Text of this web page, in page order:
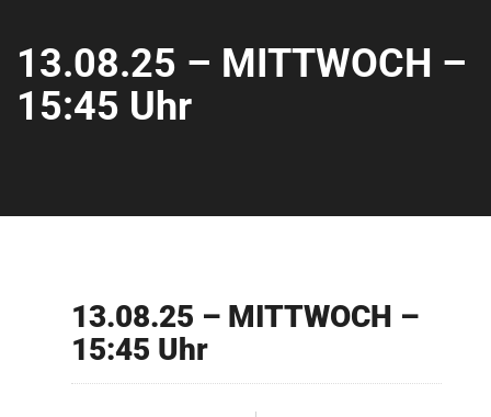
13.08.25 – MITTWOCH –
15:45 Uhr
13.08.25 – MITTWOCH –
15:45 Uhr